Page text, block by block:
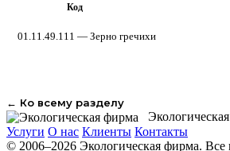
Код
01.11.49.111 — Зерно гречихи
← Ко всему разделу
Услуги О нас Клиенты Контакты
© 2006–2026 Экологическая фирма.